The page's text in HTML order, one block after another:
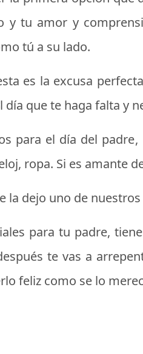
y tu amor y
tú a su lado.
es la excusa
día que te haga falta y
para el día del padre,
ropa. Si es amante
la dejo uno de
para tu padre,
te vas a
feliz como se lo